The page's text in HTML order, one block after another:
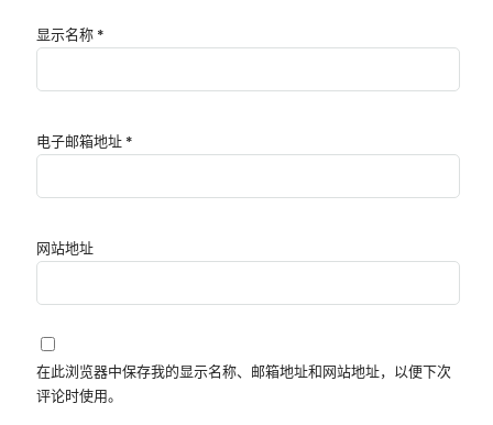
显示名称 *
电子邮箱地址 *
网站地址
在此浏览器中保存我的显示名称、邮箱地址和网站地址，以便下次
评论时使用。